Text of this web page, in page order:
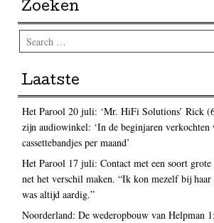
Zoeken
Search
Laatste
Het Parool 20 juli: ‘Mr. HiFi Solutions’ Rick
zijn audiowinkel: ‘In de beginjaren verkochten
cassettebandjes per maand’
Het Parool 17 juli: Contact met een soort grote
net het verschil maken. “Ik kon mezelf bij
was altijd aardig.”
Noorderland: De wederopbouw van Helpman